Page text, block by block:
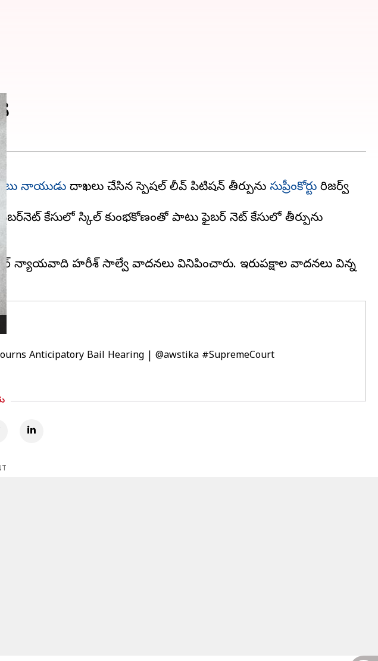
నాయుడు దాఖలు చేసిన స్పెషల్ లీవ్ పిటిషన్‌పై తీర్పును సుప్రీంకోర్టు రిజర్వ్
కేసులో స్కిల్ కుంభకోణంతో పాటు ఫైబర్ నెట్ కేసులో తీర్పును
న్యాయవాది హరీశ్ సాల్వే వాదనలు వినిపించారు. ఇరుపక్షాల వాదనలు విన్న
Anticipatory Bail Hearing | @awstika #SupremeCourt